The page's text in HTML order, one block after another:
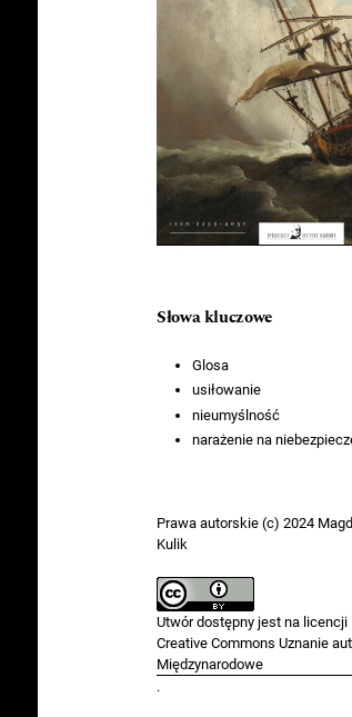
Słowa kluczowe
Glosa
usiłowanie
nieumyślność
narażenie na
Prawa autorskie (c) 2024
Kulik
Utwór dostępny jest na licencji
Creative Commons Uznanie
Międzynarodowe
.